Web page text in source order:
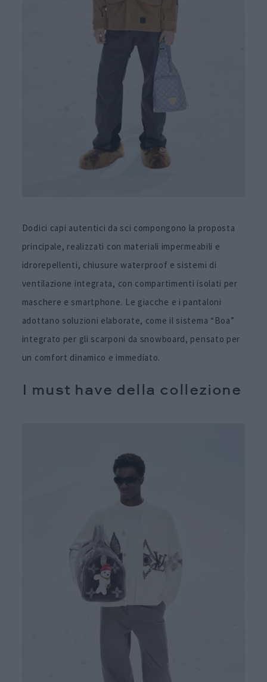
Dodici capi autentici da sci compongono la proposta
principale, realizzati con materiali impermeabili e
idrorepellenti, chiusure waterproof e sistemi di
ventilazione integrata, con compartimenti isolati per
maschere e smartphone. Le giacche e i pantaloni
adottano soluzioni elaborate, come il sistema “Boa”
integrato per gli scarponi da snowboard, pensato per
un comfort dinamico e immediato.
I must have della collezione